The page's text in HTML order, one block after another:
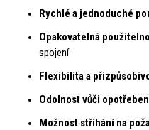
Rychlé a jednoduché
Opakovatelná
spojení
Flexibilita a
Odolnost vůči
Možnost stříhání na